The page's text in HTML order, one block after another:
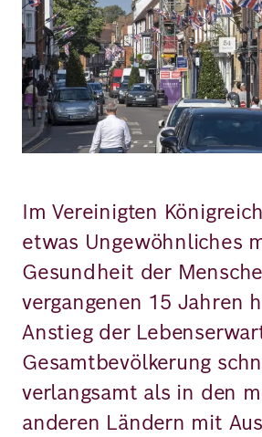
von
Weizsäcker
Forum
Veranstaltungen
Perspectives
Deutsch Englisch
Im Vereinigten
etwas Ungewöhnliches
Gesundheit der
vergangenen 15 Jahren
Anstieg der
Gesamtbevölkerung
verlangsamt als in den
anderen Ländern mit